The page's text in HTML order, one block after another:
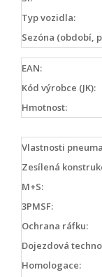
Typ vozidla:
Sezóna (období,
EAN:
Kód výrobce (JK):
Hmotnost:
Vlastnosti
Zesílená
M+S:
3PMSF:
Ochrana ráfku:
Dojezdová
Homologace: